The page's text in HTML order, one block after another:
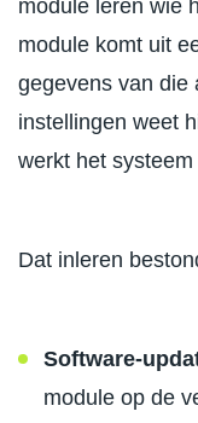
module leren wie
module komt uit
gegevens van die
instellingen weet
werkt het
Dat inleren
Software-
module op de